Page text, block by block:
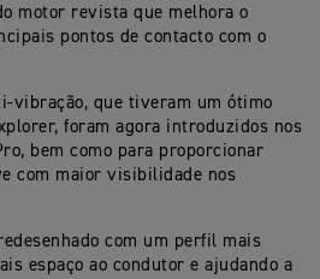
motor revista que melhora o
pontos de contacto com o
vibração, que tiveram um ótimo
foram agora introduzidos nos
bem como para proporcionar
com maior visibilidade nos
com um perfil mais
espaço ao condutor e ajudando a